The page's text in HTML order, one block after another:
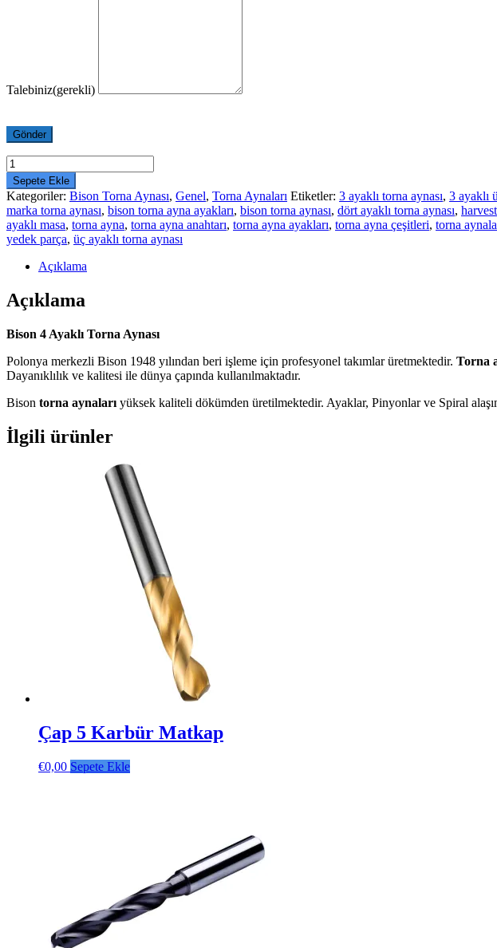
Talebiniz(gerekli)
Gönder
Bison
4
Ayaklı
Torna
Aynası
adet
Sepete Ekle
Kategoriler: Bison Torna Aynası, Genel, Torna Aynaları Etiketler: 3 ayaklı torna aynası, 3 ayaklı
marka torna aynası, bison torna ayna ayakları, bison torna aynası, dört ayaklı torna aynası,
ayaklı masa, torna ayna, torna ayna anahtarı, torna ayna ayakları, torna ayna çeşitleri, torna
yedek parça, üç ayaklı torna aynası
Açıklama
Açıklama
Bison 4 Ayaklı Torna Aynası
Polonya merkezli Bison 1948 yılından beri işleme için profesyonel takımlar üretmektedir. Torna
Dayanıklılık ve kalitesi ile dünya çapında kullanılmaktadır.
Bison torna aynaları yüksek kaliteli dökümden üretilmektedir. Ayaklar, Pinyonlar ve Spiral
İlgili ürünler
Çap 5 Karbür Matkap
€0,00 Sepete Ekle